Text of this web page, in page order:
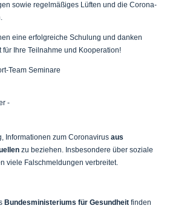
sowie regelmäßiges Lüften und die Corona-
eine erfolgreiche Schulung und danken
für Ihre Teilnahme und Kooperation!
Team Seminare
-
Informationen zum Coronavirus aus
zu beziehen. Insbesondere über soziale
viele Falschmeldungen verbreitet.
Bundesministeriums für Gesundheitfinden